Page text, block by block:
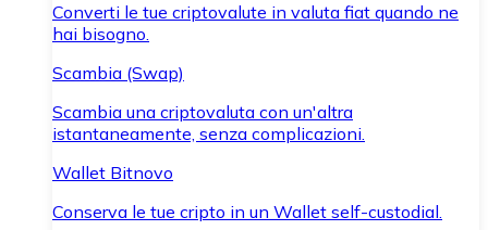
Converti le tue criptovalute in valuta fiat quando ne
hai bisogno.
Scambia (Swap)
Scambia una criptovaluta con un'altra
istantaneamente, senza complicazioni.
Wallet Bitnovo
Conserva le tue cripto in un Wallet self-custodial.